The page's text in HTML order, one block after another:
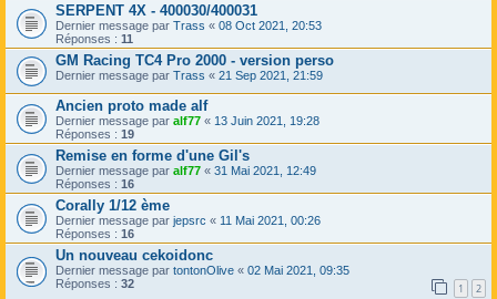
SERPENT 4X - 400030/400031
Dernier message par Trass « 08 Oct 2021, 20:53
Réponses : 11
GM Racing TC4 Pro 2000 - version perso
Dernier message par Trass « 21 Sep 2021, 21:59
Ancien proto made alf
Dernier message par alf77 « 13 Juin 2021, 19:28
Réponses : 19
Remise en forme d'une Gil's
Dernier message par alf77 « 31 Mai 2021, 12:49
Réponses : 16
Corally 1/12 ème
Dernier message par jepsrc « 11 Mai 2021, 00:26
Réponses : 16
Un nouveau cekoidonc
Dernier message par tontonOlive « 02 Mai 2021, 09:35
Réponses : 32 1 2